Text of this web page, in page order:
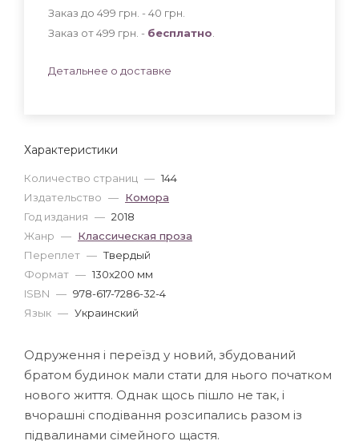
Характеристики
Количество страниц — 144
Издательство — Комора
Год издания — 2018
Жанр — Классическая проза
Переплет — Твердый
Формат — 130x200 мм
ISBN — 978-617-7286-32-4
Язык — Украинский
Заказ до 499 грн. - 40 грн
Заказ от 499 грн. - бесплатно
Детальнее о доставке
Одруження і переїзд у новий, збудований
братом будинок мали стати для нього початком
нового життя. Однак щось пішло не так, і
вчорашні сподівання розсипались разом із
підвалинами сімейного щастя.